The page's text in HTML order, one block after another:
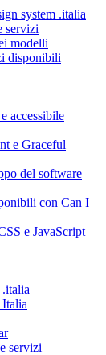
system .italia
servizi
modelli
disponibili
accessibile
e Graceful
del software
con Can I
e JavaScript
servizi